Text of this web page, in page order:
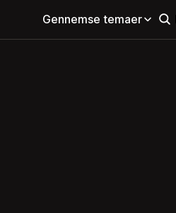
Gennemse temaer